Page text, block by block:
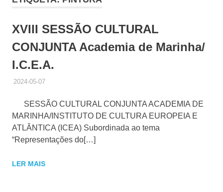
XVIII SESSÃO CULTURAL
CONJUNTA Academia de Marinha/
I.C.E.A.
2024-05-07ADMINISTRADOR
HISTÓRICO DE ACTIVIDADES
SESSÃO CULTURAL CONJUNTA ACADEMIA DE
MARINHA/INSTITUTO DE CULTURA EUROPEIA E
ATLÂNTICA (ICEA) Subordinada ao tema
“Representações do[…]
LER MAIS